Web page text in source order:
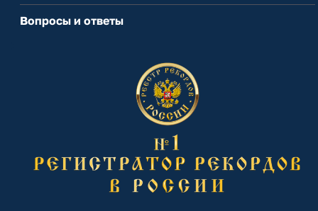
Вопросы и ответы